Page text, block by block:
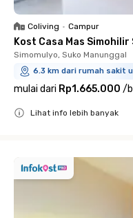
Coliving • Campur
Kost Casa Mas
Simomulyo, Suko Manunggal
6.3 km dari rumah sakit
mulai dari Rp1.665.000 /
Lihat info lebih banyak